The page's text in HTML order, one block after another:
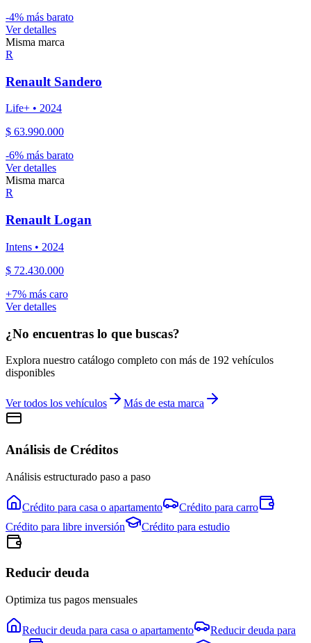
-4% más barato
Ver detalles
Misma marca
R
Renault Sandero
Life+ • 2024
$ 63.990.000
-6% más barato
Ver detalles
Misma marca
R
Renault Logan
Intens • 2024
$ 72.430.000
+7% más caro
Ver detalles
¿No encuentras lo que buscas?
Explora nuestro catálogo completo con más de 192 vehículos
disponibles
Ver todos los vehículos Más de esta marca
Análisis de Créditos
Análisis estructurado paso a paso
Crédito para casa o apartamento Crédito para carro
Crédito para libre inversión Crédito para estudio
Reducir deuda
Optimiza tus pagos mensuales
Reducir deuda para casa o apartamento
Reducir deuda para